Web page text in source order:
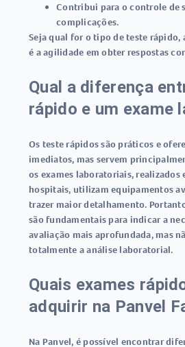
Contribui para o controle de
complicações.
Seja qual for o tipo de teste rápido,
é a agilidade em obter respostas
Qual a diferença
rápido e um exame
Os teste rápidossão práticos e
imediatos, mas servem
os exames laboratoriais, realizados
hospitais, utilizam equipamentos
trazer maior detalhamento.
são fundamentais para indicar a
avaliação mais aprofundada, mas
totalmente a análise laboratorial.
Quais exames
adquirir na Panvel
Na Panvel, é possível encontrar